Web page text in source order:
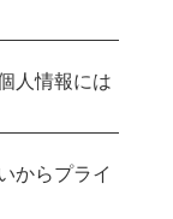
人情報には
からプライ